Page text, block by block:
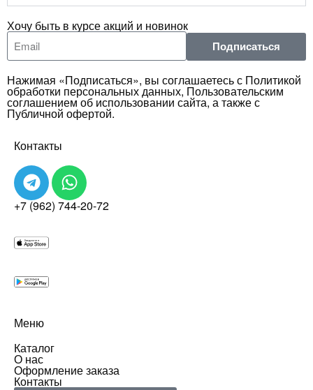
Хочу быть в курсе акций и новинок
Подписаться
Нажимая «Подписаться», вы соглашаетесь с Политикой
обработки персональных данных, Пользовательским
соглашением об использовании сайта, а также с
Публичной офертой.
Контакты
+7 (962) 744-20-72
Меню
Каталог
О нас
Оформление заказа
Контакты